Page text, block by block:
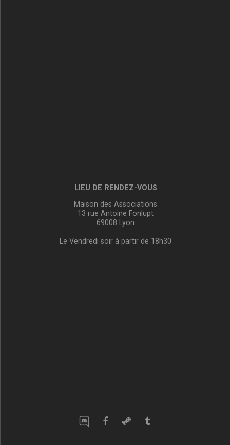
LIEU DE RENDEZ-VOUS
Maison des Associations
13 rue Antoine Fonlupt
69008 Lyon
Le Vendredi soir à partir de 18h30